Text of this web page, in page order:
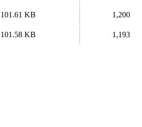
101.61 KB 1,200
101.58 KB 1,193